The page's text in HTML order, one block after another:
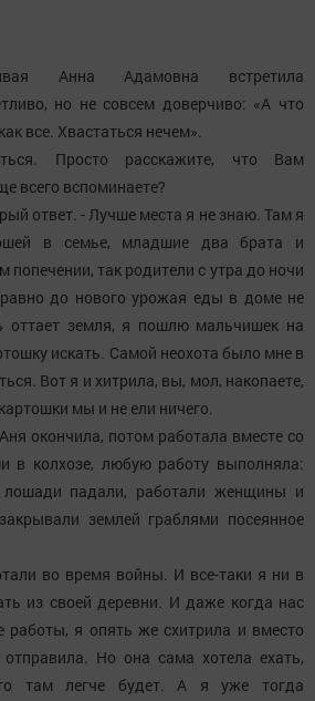
Анна Адамовна встретила
но не совсем доверчиво: «А что
все. Хвастаться нечем».
Просто расскажите, что Вам
всего вспоминаете?
ответ. - Лучше места я не знаю. Там я
в семье, младшие два брата и
попечении, так родители с утра до ночи
до нового урожая еды в доме не
оттает земля, я пошлю мальчишек на
искать. Самой неохота было мне в
Вот я и хитрила, вы, мол, накопаете,
мы и не ели ничего.
окончила, потом работала вместе со
в колхозе, любую работу выполняла:
падали, работали женщины и
землей граблями посеянное
во время войны. И все-таки я ни в
из своей деревни. И даже когда нас
работы, я опять же схитрила и вместо
Но она сама хотела ехать,
там легче будет. А я уже тогда